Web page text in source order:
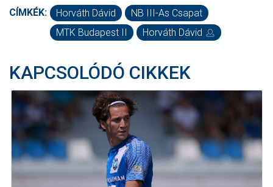
CÍMKÉK: Horváth Dávid
NB III-As Csapat
MTK Budapest II
Horváth Dávid
KAPCSOLÓDÓ CIKKEK